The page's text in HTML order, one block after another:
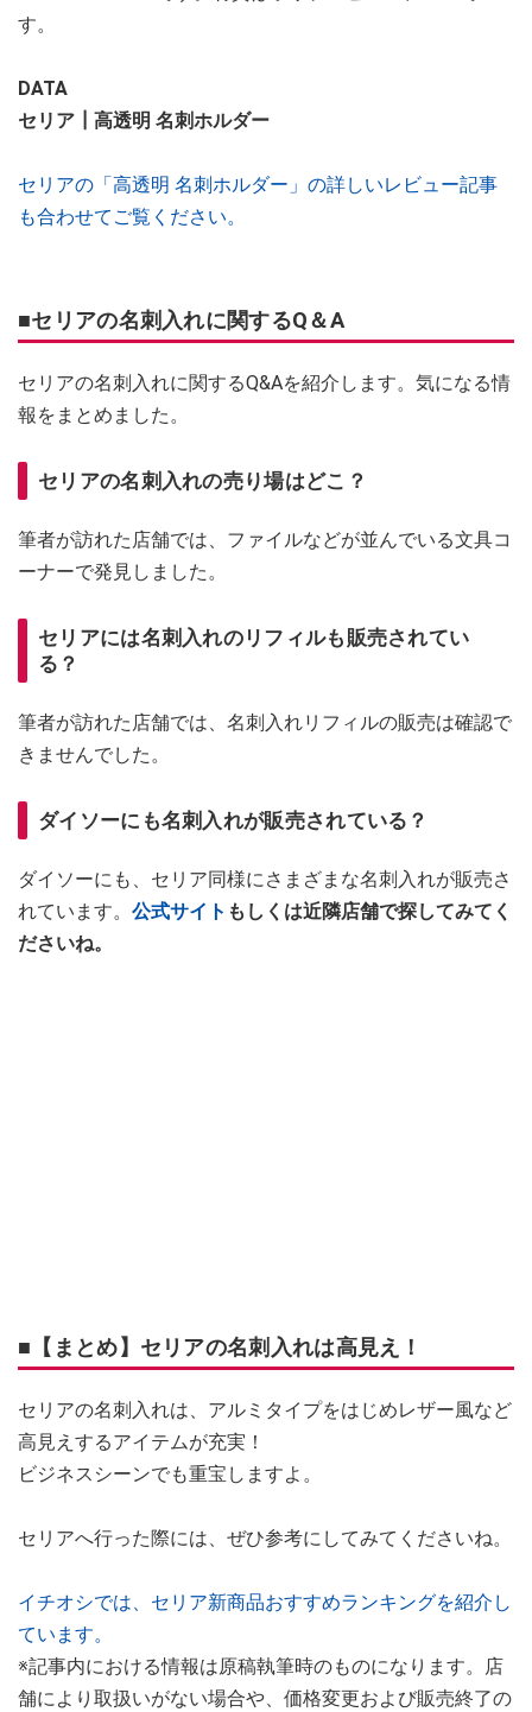
す。
DATA
セリア┃高透明 名刺ホルダー
セリアの「高透明 名刺ホルダー」の詳しいレビュー記事
も合わせてご覧ください。
■セリアの名刺入れに関するQ＆A
セリアの名刺入れに関するQ&Aを紹介します。気になる情
報をまとめました。
セリアの名刺入れの売り場はどこ？
筆者が訪れた店舗では、ファイルなどが並んでいる文具コ
ーナーで発見しました。
セリアには名刺入れのリフィルも販売されてい
る？
筆者が訪れた店舗では、名刺入れリフィルの販売は確認で
きませんでした。
ダイソーにも名刺入れが販売されている？
ダイソーにも、セリア同様にさまざまな名刺入れが販売さ
れています。 公式サイト もしくは近隣店舗で探してみてく
ださいね。
■【まとめ】セリアの名刺入れは高見え！
セリアの名刺入れは、アルミタイプをはじめレザー風など
高見えするアイテムが充実！
ビジネスシーンでも重宝しますよ。
セリアへ行った際には、ぜひ参考にしてみてくださいね。
イチオシでは、セリア新商品おすすめランキングを紹介し
ています。
※記事内における情報は原稿執筆時のものになります。店
舗により取扱いがない場合や、価格変更および販売終了の